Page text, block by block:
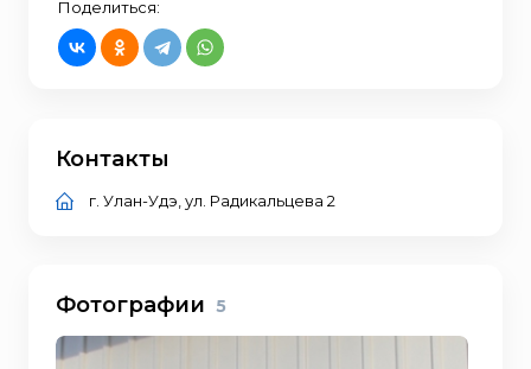
Поделиться:
Контакты
г. Улан-Удэ, ул. Радикальцева 2
Фотографии 5